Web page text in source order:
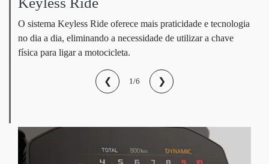
O sistema Keyless Ride oferece mais praticidade e tecnologia
no dia a dia, eliminando a necessidade de utilizar a chave
física para ligar a motocicleta.
❮ 1/6 ❯